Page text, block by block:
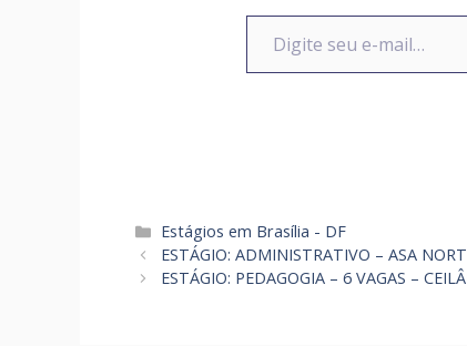
Digite seu e-mail…
Categorias
Estágios em Brasília - DF
ESTÁGIO: ADMINISTRATIVO – ASA
ESTÁGIO: PEDAGOGIA – 6 VAGAS –